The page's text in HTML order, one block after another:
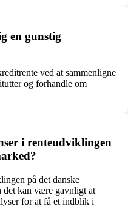
en gunstig
ved at sammenligne
og forhandle om
i renteudviklingen
på det danske
det kan være gavnligt at
for at få et indblik i